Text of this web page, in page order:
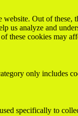
Out of these,
us analyze and
these cookies may
only includes
specifically to